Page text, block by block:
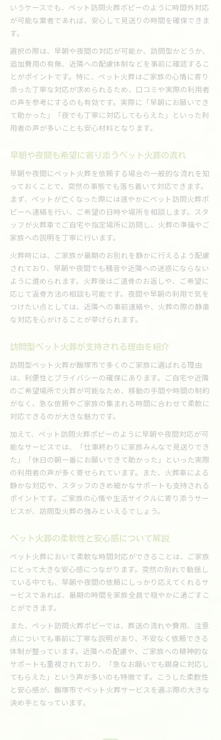
いうケースでも、ペット訪問火葬ポピーのように時間外対応
が可能な業者であれば、安心して見送りの時間を確保できま
す。
選択の際は、早朝や夜間の対応が可能か、訪問型かどうか、
追加費用の有無、近隣への配慮体制などを事前に確認するこ
とがポイントです。特に、ペット火葬はご家族の心情に寄り
添った丁寧な対応が求められるため、口コミや実際の利用者
の声を参考にするのも有効です。実際に「早朝にお願いでき
て助かった」「夜でも丁寧に対応してもらえた」といった利
用者の声が多いことも安心材料となります。
早朝や夜間も希望に寄り添うペット火葬の流れ
早朝や夜間にペット火葬を依頼する場合の一般的な流れを知
っておくことで、突然の事態でも落ち着いて対応できます。
まず、ペットが亡くなった際には速やかにペット訪問火葬ポ
ピーへ連絡を行い、ご希望の日時や場所を相談します。スタ
ッフが火葬車でご自宅や指定場所に訪問し、火葬の準備やご
家族への説明を丁寧に行います。
火葬時には、ご家族が最期のお別れを静かに行えるよう配慮
されており、早朝や夜間でも騒音や近隣への迷惑にならない
ように進められます。火葬後はご遺骨のお返しや、ご希望に
応じて返骨方法の相談も可能です。夜間や早朝の利用で気を
つけたい点としては、近隣への事前連絡や、火葬の際の静粛
な対応を心がけることが挙げられます。
訪問型ペット火葬が支持される理由を紹介
訪問型ペット火葬が飯塚市で多くのご家族に選ばれる理由
は、利便性とプライバシーの確保にあります。ご自宅や近隣
のご希望場所で火葬が可能なため、移動の手間や時間の制約
がなく、急な依頼やご家族の集まれる時間に合わせて柔軟に
対応できるのが大きな魅力です。
加えて、ペット訪問火葬ポピーのように早朝や夜間対応が可
能なサービスでは、「仕事終わりに家族みんなで見送りでき
た」「休日の朝一番にお願いできて助かった」といった実際
の利用者の声が多く寄せられています。また、火葬車による
静かな対応や、スタッフのきめ細かなサポートも支持される
ポイントです。ご家族の心情や生活サイクルに寄り添うサー
ビスが、訪問型火葬の強みといえるでしょう。
ペット火葬の柔軟性と安心感について解説
ペット火葬において柔軟な時間対応ができることは、ご家族
にとって大きな安心感につながります。突然の別れで動揺し
ている中でも、早朝や夜間の依頼にしっかり応えてくれるサ
ービスであれば、最期の時間を家族全員で穏やかに過ごすこ
とができます。
また、ペット訪問火葬ポピーでは、葬送の流れや費用、注意
点についても事前に丁寧な説明があり、不安なく依頼できる
体制が整っています。近隣への配慮や、ご家族への精神的な
サポートも重視されており、「急なお願いでも親身に対応し
てもらえた」という声が多いのも特徴です。こうした柔軟性
と安心感が、飯塚市でペット火葬サービスを選ぶ際の大きな
決め手となっています。